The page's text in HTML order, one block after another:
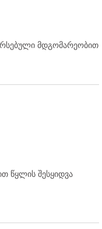
მდგომარეობით
წყლის შესყიდვა